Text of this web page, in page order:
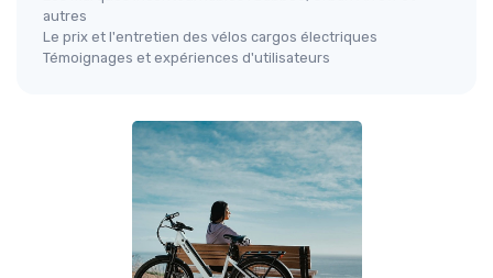
autres
Le prix et l'entretien des vélos cargos électriques
Témoignages et expériences d'utilisateurs